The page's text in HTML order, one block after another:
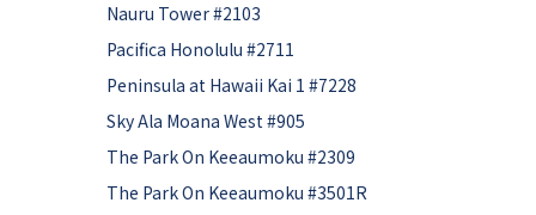
Nauru Tower #2103
Pacifica Honolulu #2711
Peninsula at Hawaii Kai 1 #7228
Sky Ala Moana West #905
The Park On Keeaumoku #2309
The Park On Keeaumoku #3501R